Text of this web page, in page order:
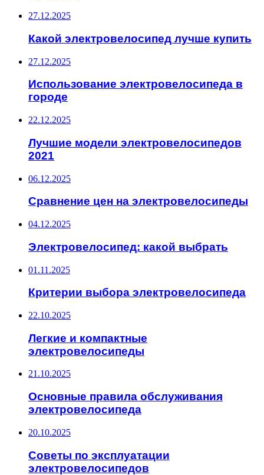
27.12.2025
Какой электровелосипед лучше купить
27.12.2025
Использование электровелосипеда в
городе
22.12.2025
Лучшие модели электровелосипедов
2021
06.12.2025
Сравнение цен на электровелосипеды
04.12.2025
Электровелосипед: какой выбрать
01.11.2025
Критерии выбора электровелосипеда
22.10.2025
Легкие и компактные
электровелосипеды
21.10.2025
Основные правила обслуживания
электровелосипеда
20.10.2025
Советы по эксплуатации
электровелосипедов